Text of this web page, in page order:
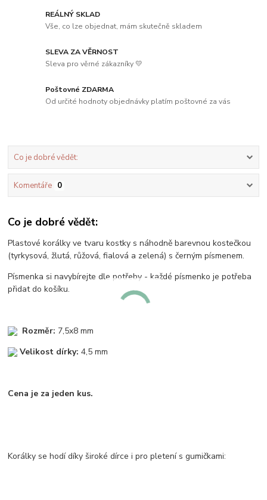
REÁLNÝ SKLAD
Vše, co lze objednat, mám skutečně skladem
SLEVA ZA VĚRNOST
Sleva pro věrné zákazníky 💛
Poštovné ZDARMA
Od určité hodnoty objednávky platím poštovné za vás
Co je dobré vědět:
Komentáře 0
Co je dobré vědět:
Plastové korálky ve tvaru kostky s náhodně barevnou kostečkou
(tyrkysová, žlutá, růžová, fialová a zelená) s černým písmenem.
Písmenka si navybírejte dle potřeby - každé písmenko je potřeba
přidat do košíku.
Rozměr: 7,5x8 mm
Velikost dírky: 4,5 mm
Cena je za jeden kus.
Korálky se hodí díky široké dírce i pro pletení s gumičkami: